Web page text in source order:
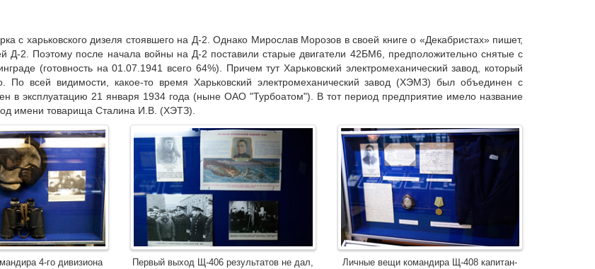
с харьковского дизеля стоявшего на Д-2. Однако Мирослав Морозов в своей книге о «Декабристах» пишет,
Д-2. Поэтому после начала войны на Д-2 поставили старые двигатели 42БМ6, предположительно снятые с
(готовность на 01.07.1941 всего 64%). Причем тут Харьковский электромеханический завод, который
По всей видимости, какое-то время Харьковский электромеханический завод (ХЭМЗ) был объединен с
в эксплуатацию 21 января 1934 года (ныне ОАО "Турбоатом"). В тот период предприятие имело название
имени товарища Сталина И.В. (ХЭТЗ).
4-го дивизиона
Первый выход Щ-406 результатов не дал,
Личные вещи командира Щ-408 капитан-